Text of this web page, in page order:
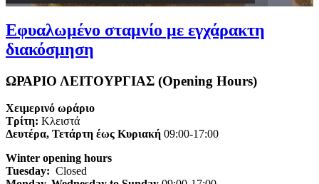
Εφυαλωμένο σταμνίο με εγχάρακτη
διακόσμηση
ΩΡΑΡΙΟ ΛΕΙΤΟΥΡΓΙΑΣ (Opening Hours)
Χειμερινό ωράριο
Τρίτη: Κλειστά
Δευτέρα, Τετάρτη έως Κυριακή 09:00-17:00
Winter opening hours
Tuesday: Closed